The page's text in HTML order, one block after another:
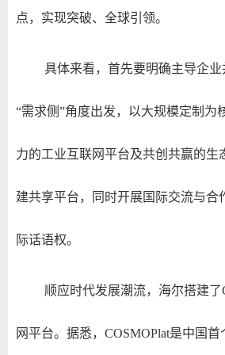
点，实现突破、全球引领。
具体来看，首先要明确主导企
“需求侧”角度出发，以大规模定制为
力的工业互联网平台及共创共赢的生
建共享平台，同时开展国际交流与合
际话语权。
顺应时代发展潮流，海尔搭建了
网平台。据悉，COSMOPlat是中国